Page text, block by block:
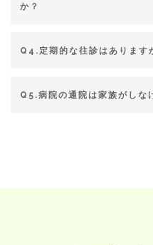
か？
Q4.定期的な往診はあります
Q5.病院の通院は家族がしな